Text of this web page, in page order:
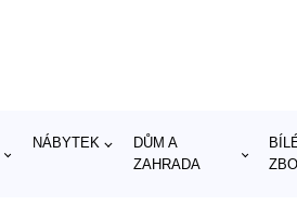
NÁBYTEK
DŮM A
ZAHRADA